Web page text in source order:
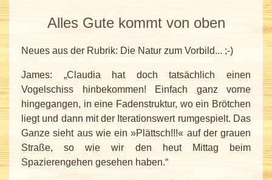
Alles Gute kommt von oben
Neues aus der Rubrik: Die Natur zum Vorbild... ;-)
James: „Claudia hat doch tatsächlich einen
Vogelschiss hinbekommen! Einfach ganz vorne
hingegangen, in eine Fadenstruktur, wo ein Brötchen
liegt und dann mit der Iterationswert rumgespielt. Das
Ganze sieht aus wie ein »Plättsch!!!« auf der grauen
Straße, so wie wir den heut Mittag beim
Spazierengehen gesehen haben.“